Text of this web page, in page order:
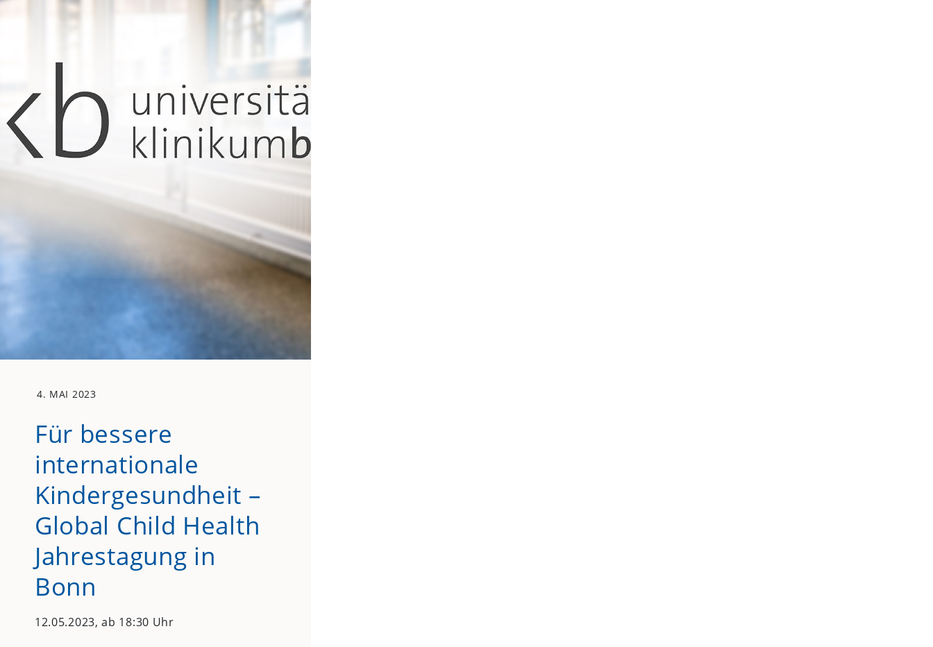
4. MAI 2023
Für bessere
internationale
Kindergesundheit –
Global Child Health
Jahrestagung in
Bonn
12.05.2023, ab 18:30 Uhr